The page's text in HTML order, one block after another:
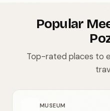
Popular
Top-rated places to
MUSEUM